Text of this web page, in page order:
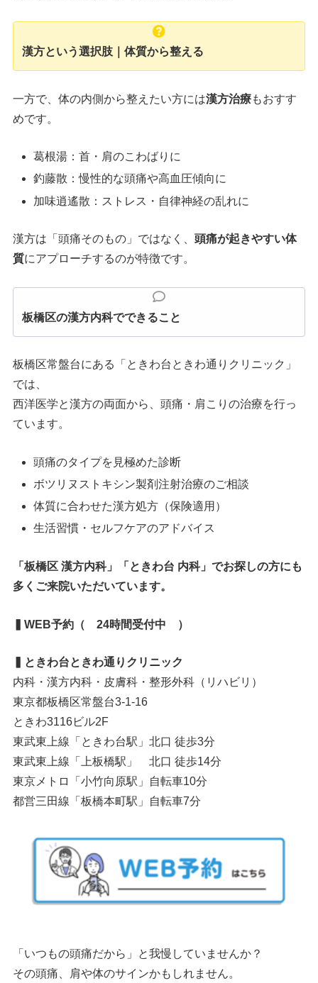
漢方という選択肢｜体質から整える
一方で、体の内側から整えたい方には漢方治療もおすす
めです。
葛根湯：首・肩のこわばりに
釣藤散：慢性的な頭痛や高血圧傾向に
加味逍遙散：ストレス・自律神経の乱れに
漢方は「頭痛そのもの」ではなく、頭痛が起きやすい体
質にアプローチするのが特徴です。
板橋区の漢方内科でできること
板橋区常盤台にある「ときわ台ときわ通りクリニック」
では、
西洋医学と漢方の両面から、頭痛・肩こりの治療を行っ
ています。
頭痛のタイプを見極めた診断
ボツリヌストキシン製剤注射治療のご相談
体質に合わせた漢方処方（保険適用）
生活習慣・セルフケアのアドバイス
「板橋区 漢方内科」「ときわ台 内科」でお探しの方にも
多くご来院いただいています。
▍WEB予約（ 24時間受付中 ）
▍ときわ台ときわ通りクリニック
内科・漢方内科・皮膚科・整形外科（リハビリ）
東京都板橋区常盤台3-1-16
ときわ3116ビル2F
東武東上線「ときわ台駅」北口 徒歩3分
東武東上線「上板橋駅」 北口 徒歩14分
東京メトロ「小竹向原駅」自転車10分
都営三田線「板橋本町駅」自転車7分
「いつもの頭痛だから」と我慢していませんか？
その頭痛、肩や体のサインかもしれません。